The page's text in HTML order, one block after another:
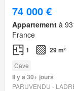
74 000 €
Appartement à
France
1 29 m²
Cave
Il y a 30+ jours
PARUVENDU -